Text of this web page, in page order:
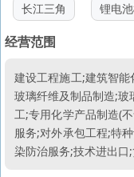
长江三角 锂电
经营范围
建设工程施工;建筑智
玻璃纤维及制品制造;
工;专用化学产品制造(
服务;对外承包工程;特
染防治服务;技术进出